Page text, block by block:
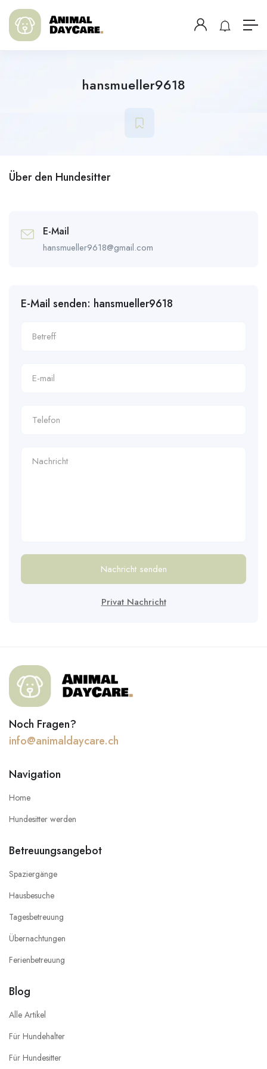
hansmueller9618
Über den Hundesitter
E-Mail
hansmueller9618@gmail.com
E-Mail senden: hansmueller9618
Nachricht senden
Privat Nachricht
Noch Fragen?
info@animaldaycare.ch
Navigation
Home
Hundesitter werden
Betreuungsangebot
Spaziergänge
Hausbesuche
Tagesbetreuung
Übernachtungen
Ferienbetreuung
Blog
Alle Artikel
Für Hundehalter
Für Hundesitter